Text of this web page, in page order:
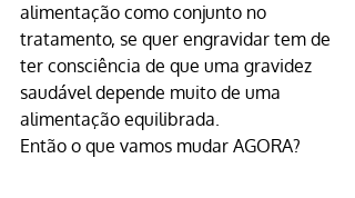
alimentação como conjunto no
tratamento, se quer engravidar tem de
ter consciência de que uma gravidez
saudável depende muito de uma
alimentação equilibrada.
Então o que vamos mudar AGORA?